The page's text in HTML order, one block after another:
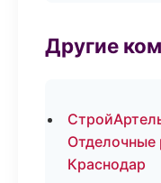
Другие
Отделочные
Краснодар